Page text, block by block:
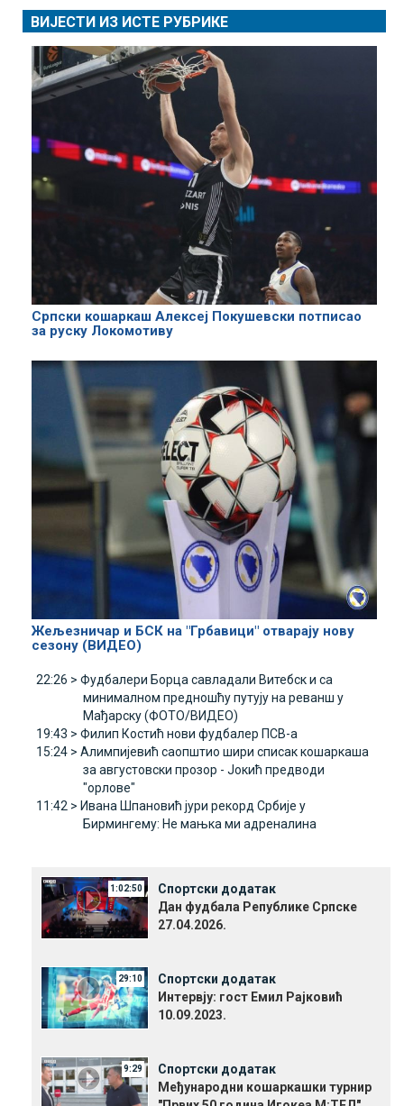
ВИЈЕСТИ ИЗ ИСТЕ РУБРИКЕ
Српски кошаркаш Алексеј Покушевски потписао
за руску Локомотиву
Жељезничар и БСК на "Грбавици" отварају нову
сезону (ВИДЕО)
22:26 > Фудбалери Борца савладали Витебск и са
минималном предношћу путују на реванш у
Мађарску (ФОТО/ВИДЕО)
19:43 > Филип Костић нови фудбалер ПСВ-а
15:24 > Алимпијевић саопштио шири списак кошаркаша
за августовски прозор - Јокић предводи
"орлове"
11:42 > Ивана Шпановић јури рекорд Србије у
Бирмингему: Не мањка ми адреналина
1:02:50
Спортски додатак
Дан фудбала Републике Српске
27.04.2026.
29:10
Спортски додатак
Интервју: гост Емил Рајковић
10.09.2023.
9:29
Спортски додатак
Међународни кошаркашки турнир